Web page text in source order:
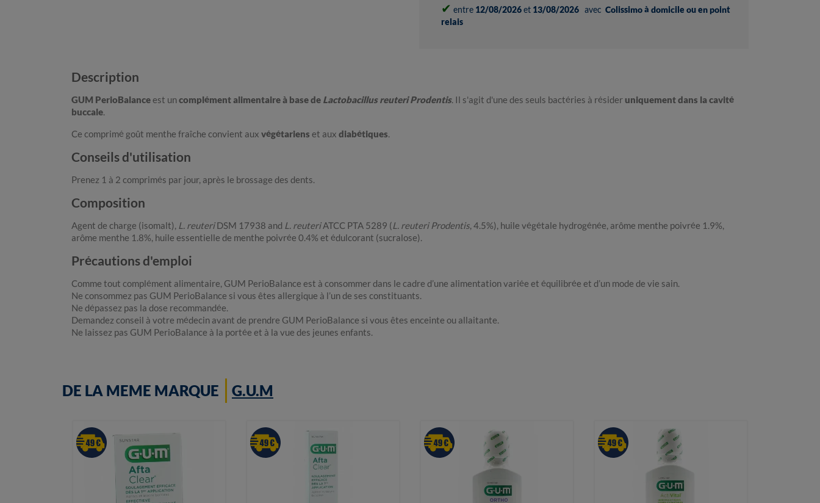
✔ entre 12/08/2026et 13/08/2026 avec Colissimo à domicile ou en point
relais
Description
GUM PerioBalanceest uncomplément alimentaire à base de Lactobacillus reuteri Prodentis. Il s'agit d'une des seuls bactéries à résider uniquement dans la cavité
buccale.
Ce comprimé goût menthe fraîche convient aux végétariens et aux diabétiques.
Conseils d'utilisation
Prenez 1 à 2 comprimés par jour, après le brossage des dents.
Composition
Agent de charge (isomalt), L. reuteriDSM 17938 and L. reuteriATCC PTA 5289 (L. reuteri Prodentis, 4.5%), huile végétale hydrogénée, arôme menthe poivrée 1.9%,
arôme menthe 1.8%, huile essentielle de menthe poivrée 0.4% et édulcorant (sucralose).
Précautions d'emploi
Comme tout complément alimentaire, GUM PerioBalance est à consommer dans le cadre d’une alimentation variée et équilibrée et d’un mode de vie sain.
Ne consommez pas GUM PerioBalance si vous êtes allergique à l’un de ses constituants.
Ne dépassez pas la dose recommandée.
Demandez conseil à votre médecin avant de prendre GUM PerioBalance si vous êtes enceinte ou allaitante.
Ne laissez pas GUM PerioBalance à la portée et à la vue des jeunes enfants.
DE LA MEME MARQUE G.U.M